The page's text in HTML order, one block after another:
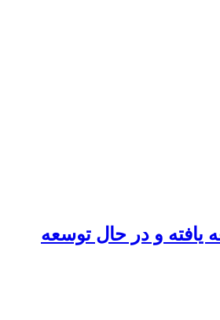
و در حال توسعه